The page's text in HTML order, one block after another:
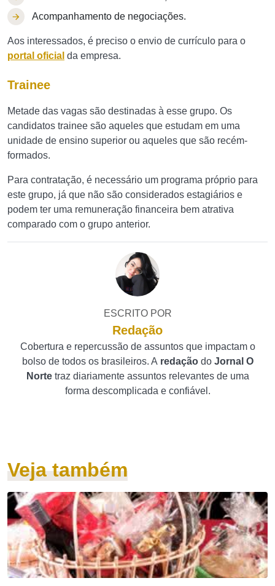
Acompanhamento de negociações.
Aos interessados, é preciso o envio de currículo para o
portal oficial da empresa.
Trainee
Metade das vagas são destinadas à esse grupo. Os
candidatos trainee são aqueles que estudam em uma
unidade de ensino superior ou aqueles que são recém-
formados.
Para contratação, é necessário um programa próprio para
este grupo, já que não são considerados estagiários e
podem ter uma remuneração financeira bem atrativa
comparado com o grupo anterior.
ESCRITO POR
Redação
Cobertura e repercussão de assuntos que impactam o
bolso de todos os brasileiros. A redação do Jornal O
Norte traz diariamente assuntos relevantes de uma
forma descomplicada e confiável.
Veja também